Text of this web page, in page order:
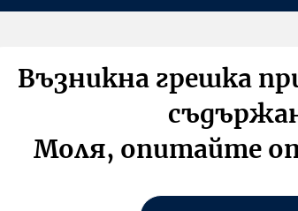
Възникна грешка
Моля, опитайте